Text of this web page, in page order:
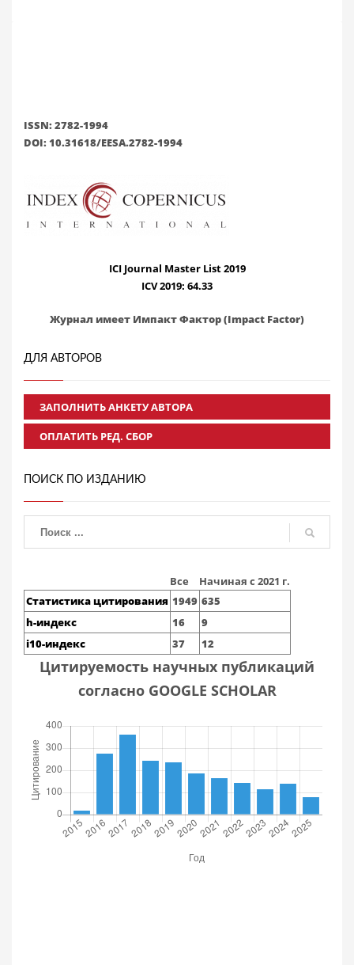
ISSN: 2782-1994
DOI: 10.31618/EESA.2782-1994
ICI Journal Master List 2019
ICV 2019: 64.33
Журнал имеет Импакт Фактор (Impact Factor)
ДЛЯ АВТОРОВ
ЗАПОЛНИТЬ АНКЕТУ АВТОРА
ОПЛАТИТЬ РЕД. СБОР
ПОИСК ПО ИЗДАНИЮ
Все
Начиная с 2021 г.
Статистика цитирования 1949 635
h-индекс
16
9
i10-индекс
37 12
Цитируемость научных публикаций
согласно GOOGLE SCHOLAR